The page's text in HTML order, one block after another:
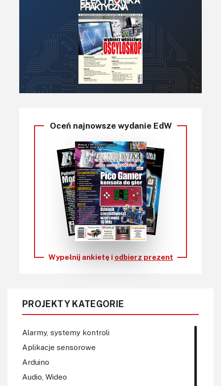
Oceń najnowsze wydanie EdW
Wypełnij ankietę i odbierz prezent
PROJEKTY KATEGORIE
Alarmy, systemy kontroli
Aplikacje sensorowe
Arduino
Audio, Wideo